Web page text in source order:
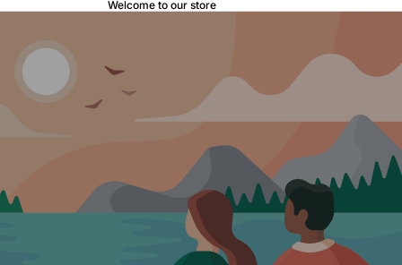
Welcome to our store